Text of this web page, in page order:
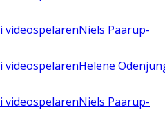
i videospelarenNiels Paarup-
i videospelarenHelene
i videospelarenNiels Paarup-